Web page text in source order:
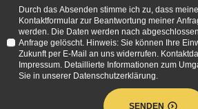
Durch das Absenden stimme ich zu, dass
Kontaktformular zur Beantwortung meiner
werden. Die Daten werden nach
Anfrage gelöscht. Hinweis: Sie können Ihre
Zukunft per E-Mail an uns widerrufen.
Impressum. Detaillierte Informationen zum
Sie in unserer Datenschutzerklärung.
SENDEN